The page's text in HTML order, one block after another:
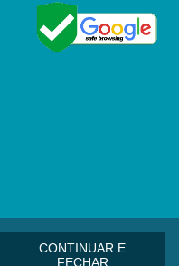
CONTINUAR E
FECHAR